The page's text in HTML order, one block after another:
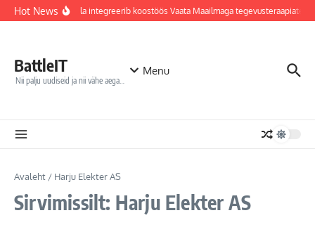
Sisu juurde
Hot NewsJõhvi haigla integreerib koostöös Vaata Maailmaga
BattleIT
Nii palju uudiseid ja nii vähe aega…
Menu
Avaleht / Harju Elekter AS
Sirvimissilt: Harju Elekter AS